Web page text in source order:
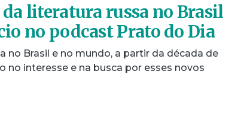
literatura russa no Brasil
no podcast Prato do Dia
Brasil e no mundo, a partir da década de
no interesse e na busca por esses novos